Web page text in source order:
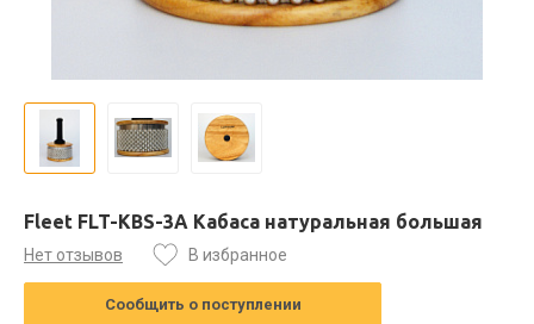
Fleet FLT-KBS-3A Кабаса натуральная большая
Нет отзывов В избранное
Сообщить о поступлении